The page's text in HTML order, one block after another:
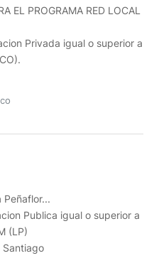
EL PROGRAMA RED LOCAL
Privada igual o superior a
Publica igual o superior a
(LP)
Santiago